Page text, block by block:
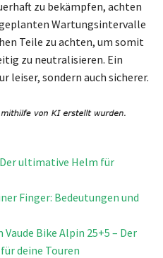
zu bekämpfen, achten
Wartungsintervalle
Teile zu achten, um somit
zu neutralisieren. Ein
leiser, sondern auch sicherer.
Der ultimative Helm für
Finger: Bedeutungen und
Bike Alpin 25+5 – Der
deine Touren